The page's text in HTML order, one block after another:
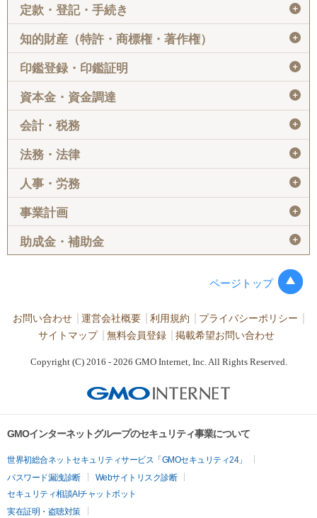
定款・登記・手続き ＋
知的財産（特許・商標権・著作権） ＋
印鑑登録・印鑑証明 ＋
資本金・資金調達 ＋
会計・税務 ＋
法務・法律 ＋
人事・労務 ＋
事業計画 ＋
助成金・補助金 ＋
ページトップ
お問い合わせ 運営会社概要 利用規約
プライバシーポリシー
サイトマップ
無料会員登録 掲載希望お問い合わせ
Copyright (C) 2016 - 2026 GMO Internet, Inc. All Rights Reserved.
GMOインターネットグループのセキュリティ事業について
世界初総合ネットセキュリティサービス「GMOセキュリティ24」
パスワード漏洩診断
Webサイトリスク診断
セキュリティ相談AIチャットボット
実在証明・盗聴対策